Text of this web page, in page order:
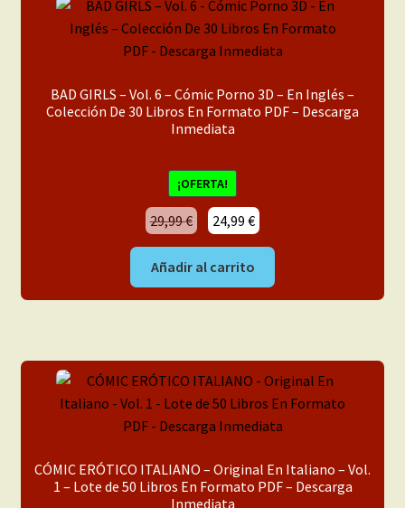
BAD GIRLS – Vol. 6 – Cómic Porno 3D – En Inglés –
Colección De 30 Libros En Formato PDF – Descarga
Inmediata
¡OFERTA!
29,99€
precio
original
era:
24,99€
precio
es:
Añadir al carrito
CÓMIC ERÓTICO ITALIANO – Original En Italiano – Vol.
1 – Lote de 50 Libros En Formato PDF – Descarga
Inmediata